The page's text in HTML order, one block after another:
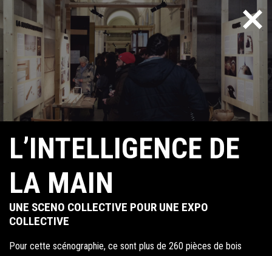
L’INTELLIGENCE DE
LA MAIN
UNE SCENO COLLECTIVE POUR UNE EXPO
COLLECTIVE
Pour cette scénographie, ce sont plus de 260 pièces de bois